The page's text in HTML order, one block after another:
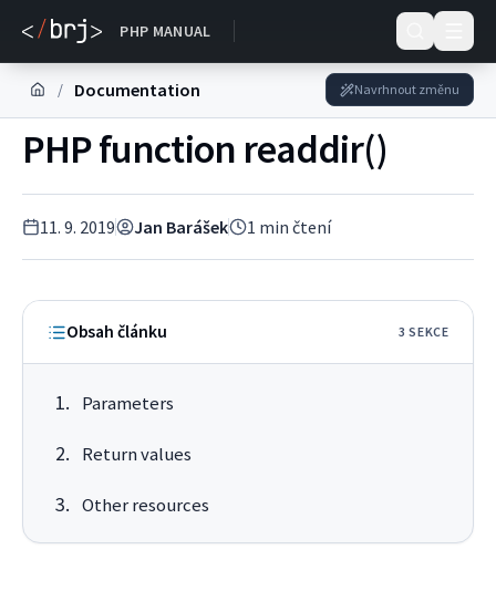
PHP MANUAL
DOKUMENTACE
/ Documentation Navrhnout změnu
PHP function readdir()
11. 9. 2019 Jan Barášek 1 min čtení
Obsah článku 3 SEKCE
Parameters
Return values
Other resources